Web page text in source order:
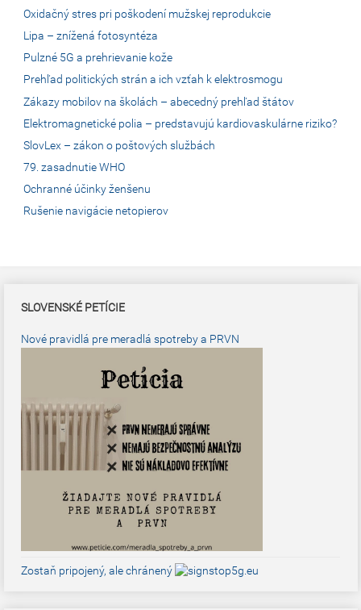
Oxidačný stres pri poškodení mužskej reprodukcie
Lipa – znížená fotosyntéza
Pulzné 5G a prehrievanie kože
Prehľad politických strán a ich vzťah k elektrosmogu
Zákazy mobilov na školách – abecedný prehľad štátov
Elektromagnetické polia – predstavujú kardiovaskulárne riziko?
SlovLex – zákon o poštových službách
79. zasadnutie WHO
Ochranné účinky ženšenu
Rušenie navigácie netopierov
SLOVENSKÉ PETÍCIE
Nové pravidlá pre meradlá spotreby a PRVN
Zostaň pripojený, ale chránený